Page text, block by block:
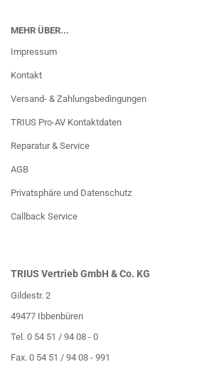
MEHR ÜBER...
Impressum
Kontakt
Versand- & Zahlungsbedingungen
TRIUS Pro-AV Kontaktdaten
Reparatur & Service
AGB
Privatsphäre und Datenschutz
Callback Service
TRIUS Vertrieb GmbH & Co. KG
Gildestr. 2
49477 Ibbenbüren
Tel. 0 54 51 / 94 08 - 0
Fax. 0 54 51 / 94 08 - 991